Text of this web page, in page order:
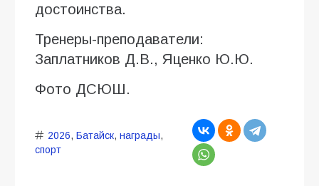
достоинства.
Тренеры-преподаватели:
Заплатников Д.В., Яценко Ю.Ю.
Фото ДСЮШ.
2026, Батайск, награды,
спорт